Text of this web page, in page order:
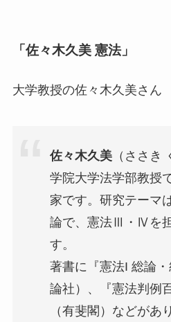
「佐々木久美 憲法」
大学教授の佐々木久美さん
佐々木久美（ささき
学院大学法学部教授
家です。研究テーマ
論で、憲法Ⅲ・Ⅳを
す。
著書に『憲法I 総論
論社）、『憲法判例
（有斐閣）などがあ